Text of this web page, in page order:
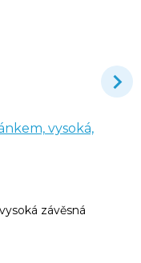
vysoká,
závěsná